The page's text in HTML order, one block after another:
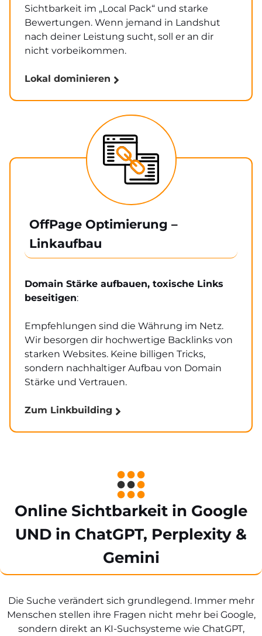
Sichtbarkeit im „Local Pack“ und starke
Bewertungen. Wenn jemand in Landshut
nach deiner Leistung sucht, soll er an dir
nicht vorbeikommen.
Lokal dominieren
OffPage Optimierung –
Linkaufbau
Domain Stärke aufbauen, toxische Links
beseitigen:
Empfehlungen sind die Währung im Netz.
Wir besorgen dir hochwertige Backlinks von
starken Websites. Keine billigen Tricks,
sondern nachhaltiger Aufbau von Domain
Stärke und Vertrauen.
Zum Linkbuilding
Online Sichtbarkeit in Google
UND in ChatGPT, Perplexity &
Gemini
Die Suche verändert sich grundlegend. Immer mehr
Menschen stellen ihre Fragen nicht mehr bei Google,
sondern direkt an KI-Suchsysteme wie ChatGPT,